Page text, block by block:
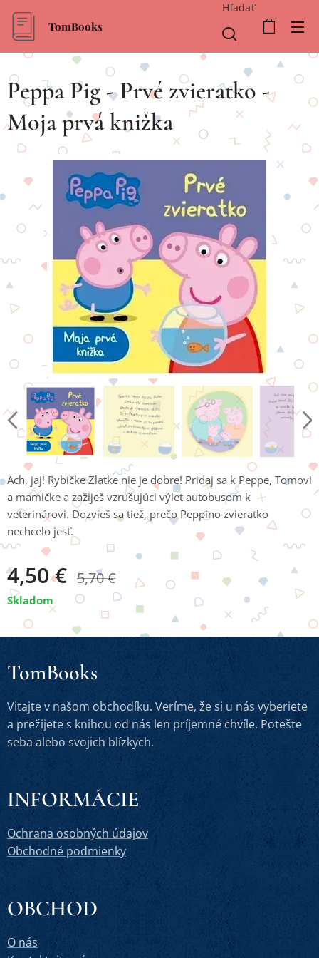
TomBooks
Hľadať
Peppa Pig - Prvé zvieratko -
Moja prvá knižka
Ach, jaj! Rybičke Zlatke nie je dobre! Pridaj sa k Peppe, Tomovi
a mamičke a zažiješ vzrušujúci výlet autobusom k
veterinárovi. Dozvieš sa tiež, prečo Peppino zvieratko
nechcelo jesť.
4,50€ 5,70€
Skladom
TomBooks
Vitajte v našom obchodíku. Veríme, že si u nás vyberiete
a prežijete s knihou od nás len príjemné chvíle. Potešte
seba alebo svojich blízkych.
INFORMÁCIE
Ochrana osobných údajov
Obchodné podmienky
OBCHOD
O nás